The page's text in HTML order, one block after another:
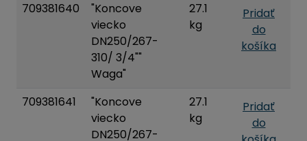
709381640
"Koncove
viecko
DN250/267-
310/ 3/4""
Waga"
27.1
kg
Pridať
do
košíka
709381641
"Koncove
viecko
DN250/267-
27.1
kg
Pridať
do